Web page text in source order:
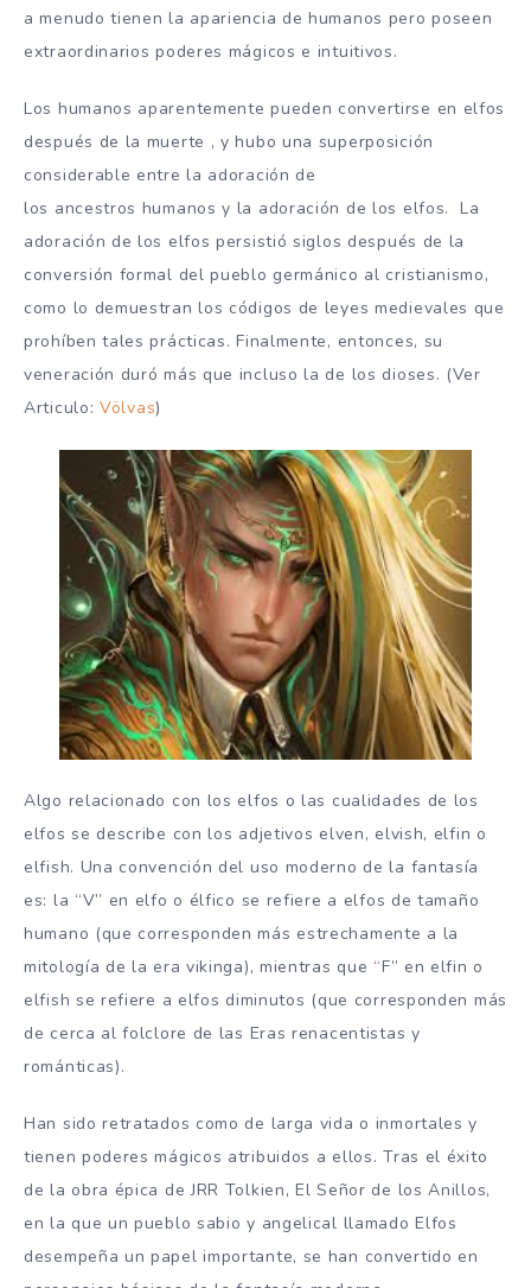
a menudo tienen la apariencia de humanos pero poseen
extraordinarios poderes mágicos e intuitivos.
Los humanos aparentemente pueden convertirse en elfos
después de la muerte , y hubo una superposición
considerable entre la adoración de
los ancestros humanos y la adoración de los elfos. La
adoración de los elfos persistió siglos después de la
conversión formal del pueblo germánico al cristianismo,
como lo demuestran los códigos de leyes medievales que
prohíben tales prácticas. Finalmente, entonces, su
veneración duró más que incluso la de los dioses. (Ver
Articulo: Völvas)
Algo relacionado con los elfos o las cualidades de los
elfos se describe con los adjetivos elven, elvish, elfin o
elfish. Una convención del uso moderno de la fantasía
es: la “V” en elfo o élfico se refiere a elfos de tamaño
humano (que corresponden más estrechamente a la
mitología de la era vikinga), mientras que “F” en elfin o
elfish se refiere a elfos diminutos (que corresponden más
de cerca al folclore de las Eras renacentistas y
románticas).
Han sido retratados como de larga vida o inmortales y
tienen poderes mágicos atribuidos a ellos. Tras el éxito
de la obra épica de JRR Tolkien, El Señor de los Anillos,
en la que un pueblo sabio y angelical llamado Elfos
desempeña un papel importante, se han convertido en